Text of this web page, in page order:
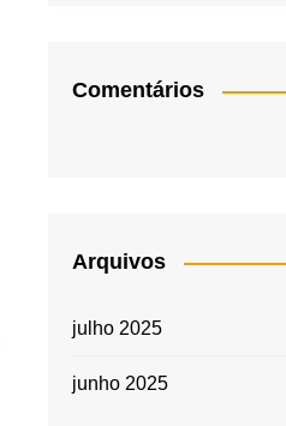
Comentários
Arquivos
julho 2025
junho 2025